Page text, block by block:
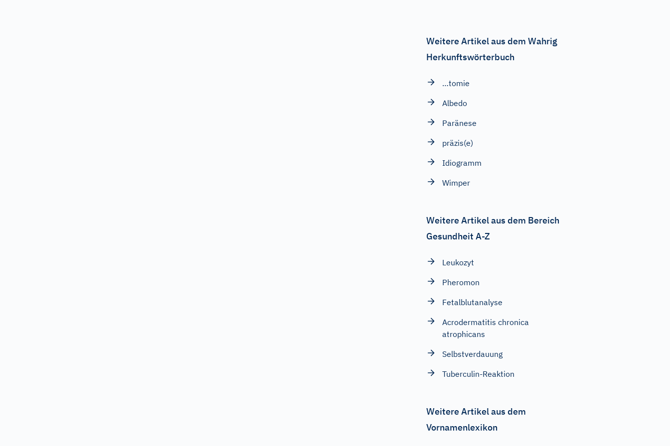
Weitere Artikel aus dem Wahrig
Herkunftswörterbuch
…tomie
Albedo
Paränese
präzis(e)
Idiogramm
Wimper
Weitere Artikel aus dem Bereich
Gesundheit A-Z
Leukozyt
Pheromon
Fetalblutanalyse
Acrodermatitis chronica
atrophicans
Selbstverdauung
Tuberculin-Reaktion
Weitere Artikel aus dem
Vornamenlexikon